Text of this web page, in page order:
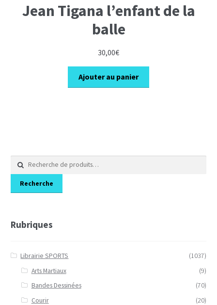
Jean Tigana l’enfant de la
balle
30,00€
Ajouter au panier
Recherche
pour :
Recherche
Rubriques
Librairie SPORTS
(1037)
Arts Martiaux
(9)
Bandes Dessinées
(70)
Courir
(20)